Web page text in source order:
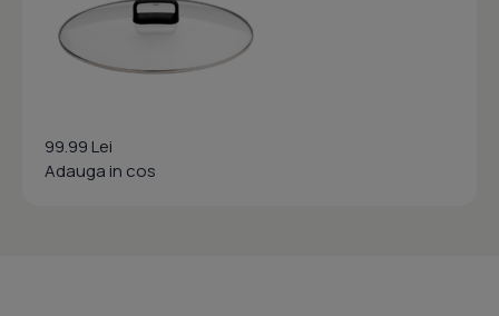
99.99 Lei
Adauga in cos